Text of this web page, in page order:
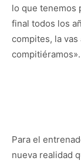
lo que tenemos
final todos los
compites, la
compitiéramos».
Para el
nueva realidad